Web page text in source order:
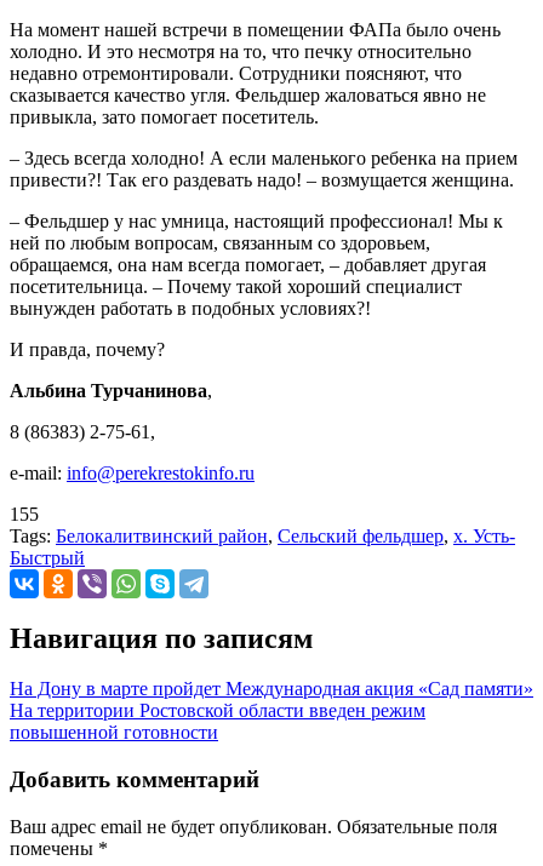
На момент нашей встречи в помещении ФАПа было очень
холодно. И это несмотря на то, что печку относительно
недавно отремонтировали. Сотрудники поясняют, что
сказывается качество угля. Фельдшер жаловаться явно не
привыкла, зато помогает посетитель.
– Здесь всегда холодно! А если маленького ребенка на прием
привести?! Так его раздевать надо! – возмущается женщина.
– Фельдшер у нас умница, настоящий профессионал! Мы к
ней по любым вопросам, связанным со здоровьем,
обращаемся, она нам всегда помогает, – добавляет другая
посетительница. – Почему такой хороший специалист
вынужден работать в подобных условиях?!
И правда, почему?
Альбина Турчанинова,
8 (86383) 2-75-61,
e-mail: info@perekrestokinfo.ru
155
Tags: Белокалитвинский район, Сельский фельдшер, х. Усть-
Быстрый
Навигация по записям
На Дону в марте пройдет Международная акция «Сад памяти»
На территории Ростовской области введен режим
повышенной готовности
Добавить комментарий
Ваш адрес email не будет опубликован. Обязательные поля
помечены *